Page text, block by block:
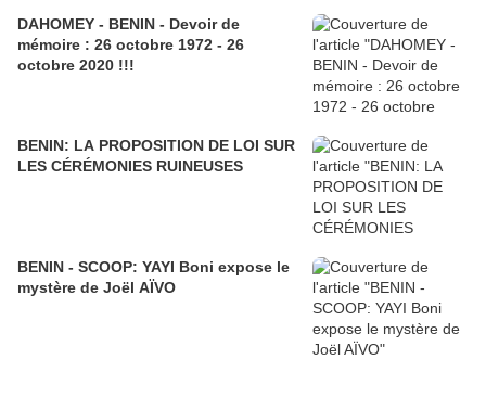
DAHOMEY - BENIN - Devoir de
mémoire : 26 octobre 1972 - 26
octobre 2020 !!!
BENIN: LA PROPOSITION DE LOI SUR
LES CÉRÉMONIES RUINEUSES
BENIN - SCOOP: YAYI Boni expose le
mystère de Joël AÏVO